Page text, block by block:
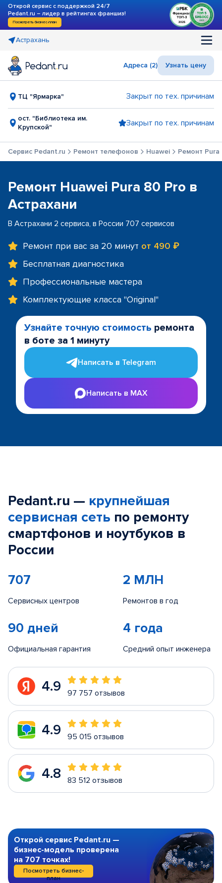
Открой сервис с поддержкой 24/7
Pedant.ru – лидер в рейтингах франшиз!
Посмотреть бизнес-план
Астрахань
Адреса (2) Узнать цену
ТЦ "Ярмарка" Закрыт по тех. причинам
ост. "Библиотека им.
Крупской"
Закрыт по тех. причинам
Сервис Pedant.ru Ремонт телефонов Huawei Ремонт
Ремонт Huawei Pura 80 Pro в
Астрахани
В Астрахани 2 сервиса, в России 707 сервисов
Ремонт при вас за 20 минут от 490 ₽
Бесплатная диагностика
Профессиональные мастера
Комплектующие класса "Original"
Узнайте точную стоимость ремонта
в боте за 1 минуту
Написать в Telegram
Написать в MAX
Pedant.ru — крупнейшая
сервисная сеть по ремонту
смартфонов и ноутбуков в
России
707
Сервисных центров
2 МЛН
Ремонтов в год
90 дней
Официальная гарантия
4 года
Средний опыт инженера
4.9 97 757 отзывов
4.9 95 015 отзывов
4.8 83 512 отзывов
Открой сервис Pedant.ru —
бизнес-модель проверена
на 707 точках!
Посмотреть бизнес-
план